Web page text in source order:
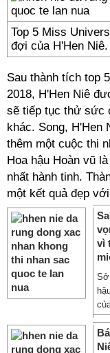
Top 5 Miss
đợi của H'Hen Niê.
Sau thành tích top
2018, H'Hen Niê
sẽ tiếp tục thử sức
khác. Song, H'Hen
thêm một cuộc thi
Hoa hậu Hoàn vũ
nhất hành tinh.
một kết quả đẹp
vì
Sở